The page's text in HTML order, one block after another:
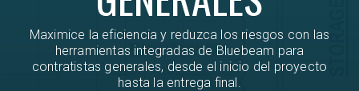
Maximice la eficiencia y reduzca los riesgos con las
herramientas integradas de Bluebeam para
contratistas generales, desde el inicio del proyecto
hasta la entrega final.